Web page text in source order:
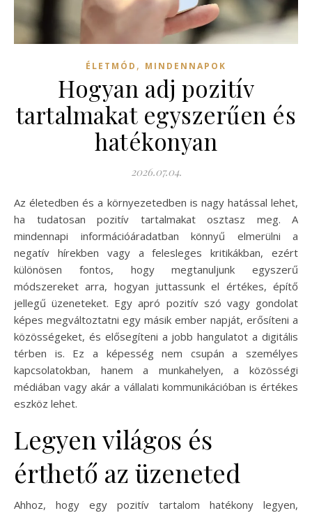
ÉLETMÓD , MINDENNAPOK
Hogyan adj pozitív
tartalmakat egyszerűen és
hatékonyan
2026.07.04.
Az életedben és a környezetedben is nagy hatással lehet,
ha tudatosan pozitív tartalmakat osztasz meg. A
mindennapi információáradatban könnyű elmerülni a
negatív hírekben vagy a felesleges kritikákban, ezért
különösen fontos, hogy megtanuljunk egyszerű
módszereket arra, hogyan juttassunk el értékes, építő
jellegű üzeneteket. Egy apró pozitív szó vagy gondolat
képes megváltoztatni egy másik ember napját, erősíteni a
közösségeket, és elősegíteni a jobb hangulatot a digitális
térben is. Ez a képesség nem csupán a személyes
kapcsolatokban, hanem a munkahelyen, a közösségi
médiában vagy akár a vállalati kommunikációban is értékes
eszköz lehet.
Legyen világos és
érthető az üzeneted
Ahhoz, hogy egy pozitív tartalom hatékony legyen,